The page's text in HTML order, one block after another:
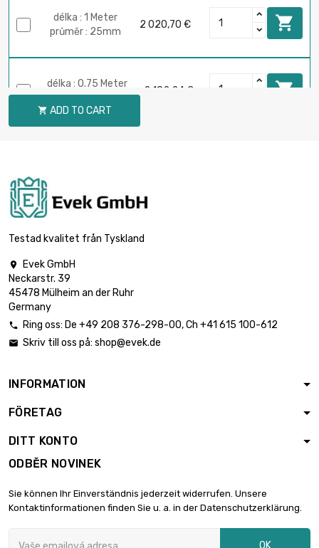
délka : 1 Meter
průměr : 25mm
2 020,70 € 
délka : 0.75 Meter
průměr : 30mm
2 182,24 € 
délka : 0.5 Meter
průměr : 40mm
délka : 0.75 Meter
délka : 0.3 Meter
průměr : 50mm
3 233,00 €
 ADD TO CART
Testad kvalitet från Tyskland

Evek GmbH
Neckarstr. 39
45478 Mülheim an der Ruhr
Germany
 Ring oss: De +49 208 376-298-00, Ch +41 615 100-612
 Skriv till oss på: shop@evek.de
INFORMATION
FÖRETAG
DITT KONTO
ODBĚR NOVINEK
Sie können Ihr Einverständnis jederzeit widerrufen. Unsere
Kontaktinformationen finden Sie u. a. in der Datenschutzerklärung.
OK